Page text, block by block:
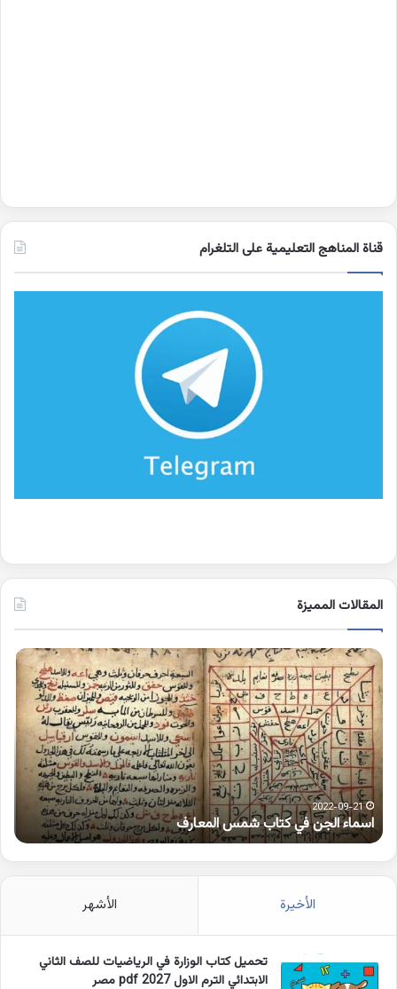
قناة المناهج التعليمية على التلغرام
المقالات المميزة
اسماء
الجن
في
كتاب
شمس
المعارف
2022-09-21
اسماء الجن في كتاب شمس المعارف
الأخيرة الأشهر
تحميل كتاب الوزارة في الرياضيات للصف الثاني
الابتدائي الترم الاول 2027 pdf مصر